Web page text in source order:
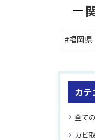
#福岡県
カテ
全て
カビ